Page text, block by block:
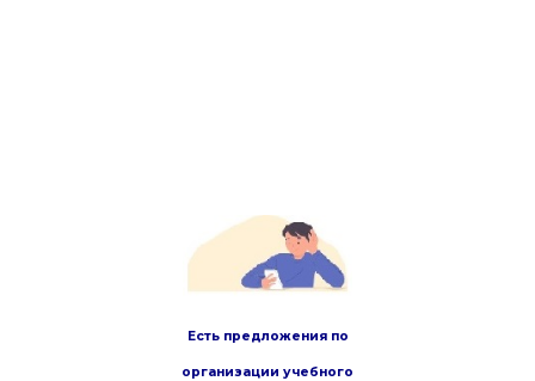
Есть предложения по
организации учебного